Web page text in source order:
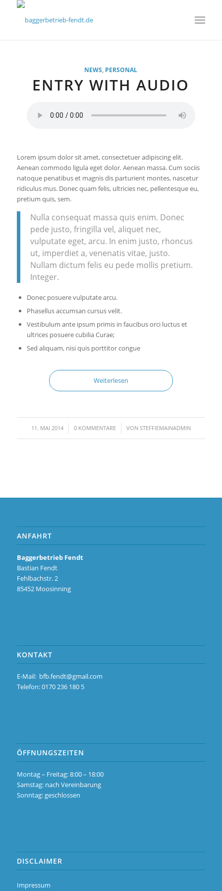
NEWS PERSONAL
ENTRY WITH AUDIO
Lorem ipsum dolor sit amet, consectetuer adipiscing elit.
Aenean commodo ligula eget dolor. Aenean massa. Cum sociis
natoque penatibus et magnis dis parturient montes, nascetur
ridiculus mus. Donec quam felis, ultricies nec, pellentesque eu,
pretium quis, sem.
Nulla consequat massa quis enim. Donec
pede justo, fringilla vel, aliquet nec,
vulputate eget, arcu. In enim justo, rhoncus
ut, imperdiet a, venenatis vitae, justo.
Nullam dictum felis eu pede mollis pretium.
Integer.
Donec posuere vulputate arcu.
Phasellus accumsan cursus velit.
Vestibulum ante ipsum primis in faucibus orci luctus et
ultrices posuere cubilia Curae;
Sed aliquam, nisi quis porttitor congue
Weiterlesen
11. MAI 2014
/ 0 KOMMENTARE
/ VON STEFFIEMAINADMIN
ANFAHRT
Baggerbetrieb Fendt
Bastian Fendt
Fehlbachstr. 2
85452 Moosinning
KONTAKT
E-Mail: bfb.fendt@gmail.com
Telefon: 0170 236 180 5
ÖFFNUNGSZEITEN
Montag – Freitag: 8:00 – 18:00
Samstag: nach Vereinbarung
Sonntag: geschlossen
DISCLAIMER
Impressum